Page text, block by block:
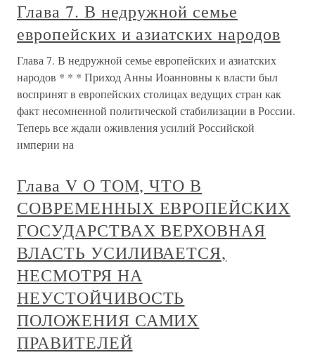
Глава 7. В недружной семье
европейских и азиатских народов
Глава 7. В недружной семье европейских и азиатских
народов * * * Приход Анны Иоанновны к власти был
воспринят в европейских столицах ведущих стран как
факт несомненной политической стабилизации в России.
Теперь все ждали оживления усилий Российской
империи на
Глава V О ТОМ, ЧТО В
СОВРЕМЕННЫХ ЕВРОПЕЙСКИХ
ГОСУДАРСТВАХ ВЕРХОВНАЯ
ВЛАСТЬ УСИЛИВАЕТСЯ,
НЕСМОТРЯ НА
НЕУСТОЙЧИВОСТЬ
ПОЛОЖЕНИЯ САМИХ
ПРАВИТЕЛЕЙ